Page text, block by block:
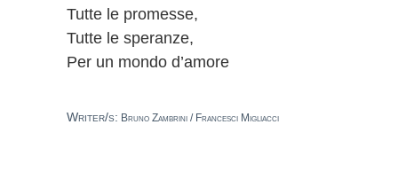
Tutte le promesse,
Tutte le speranze,
Per un mondo d’amore
Writer/s: Bruno Zambrini / Francesci Migliacci